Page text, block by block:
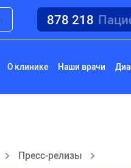
878 218
О клинике Наши врачи
Пресс-релизы